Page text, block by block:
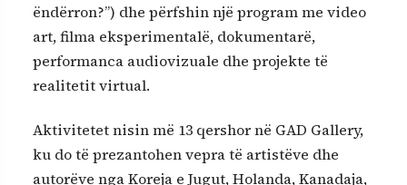
ëndërron?”) dhe përfshin një program me video
art, filma eksperimentalë, dokumentarë,
performanca audiovizuale dhe projekte të
realitetit virtual.
Aktivitetet nisin më 13 qershor në GAD Gallery,
ku do të prezantohen vepra të artistëve dhe
autorëve nga Koreja e Jugut, Holanda, Kanadaja,